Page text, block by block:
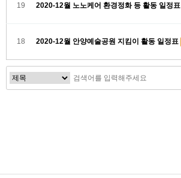
19 2020-12월 노노케어 환경정화 등 활동 일정표
18 2020-12월 안양예술공원 지킴이 활동 일정표